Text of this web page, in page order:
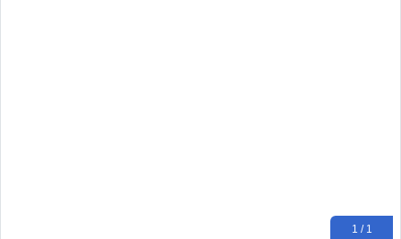
1 / 1